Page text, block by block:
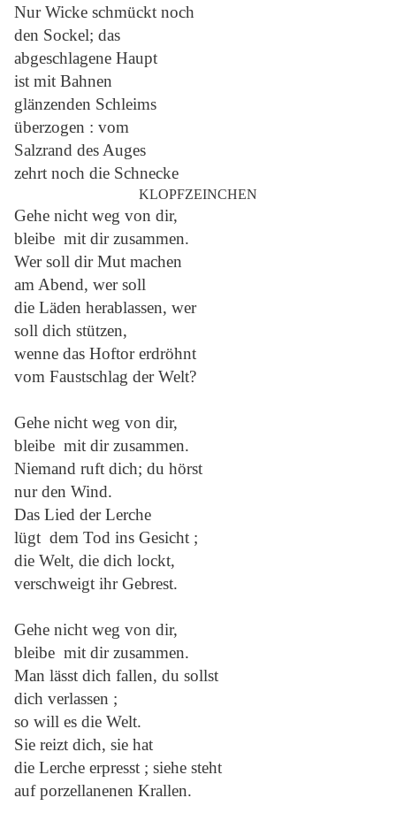
Nur Wicke schmückt noch
den Sockel; das
abgeschlagene Haupt
ist mit Bahnen
glänzenden Schleims
überzogen : vom
Salzrand des Auges
zehrt noch die Schnecke
KLOPFZEINCHEN
Gehe nicht weg von dir,
bleibe mit dir zusammen.
Wer soll dir Mut machen
am Abend, wer soll
die Läden herablassen, wer
soll dich stützen,
wenne das Hoftor erdröhnt
vom Faustschlag der Welt?
Gehe nicht weg von dir,
bleibe mit dir zusammen.
Niemand ruft dich; du hörst
nur den Wind.
Das Lied der Lerche
lügt dem Tod ins Gesicht ;
die Welt, die dich lockt,
verschweigt ihr Gebrest.
Gehe nicht weg von dir,
bleibe mit dir zusammen.
Man lässt dich fallen, du sollst
dich verlassen ;
so will es die Welt.
Sie reizt dich, sie hat
die Lerche erpresst ; siehe steht
auf porzellanenen Krallen.